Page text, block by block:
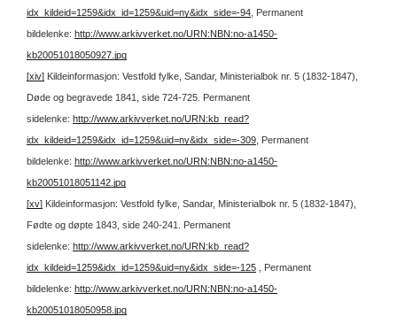
idx_kildeid=1259&idx_id=1259&uid=ny&idx_side=-94 , Permanent
bildelenke: http://www.arkivverket.no/URN:NBN:no-a1450-
kb20051018050927.jpg
[xiv] Kildeinformasjon: Vestfold fylke, Sandar, Ministerialbok nr. 5 (1832-1847),
Døde og begravede 1841, side 724-725. Permanent
sidelenke: http://www.arkivverket.no/URN:kb_read?
idx_kildeid=1259&idx_id=1259&uid=ny&idx_side=-309 , Permanent
bildelenke: http://www.arkivverket.no/URN:NBN:no-a1450-
kb20051018051142.jpg
[xv] Kildeinformasjon: Vestfold fylke, Sandar, Ministerialbok nr. 5 (1832-1847),
Fødte og døpte 1843, side 240-241. Permanent
sidelenke: http://www.arkivverket.no/URN:kb_read?
idx_kildeid=1259&idx_id=1259&uid=ny&idx_side=-125 , Permanent
bildelenke: http://www.arkivverket.no/URN:NBN:no-a1450-
kb20051018050958.jpg